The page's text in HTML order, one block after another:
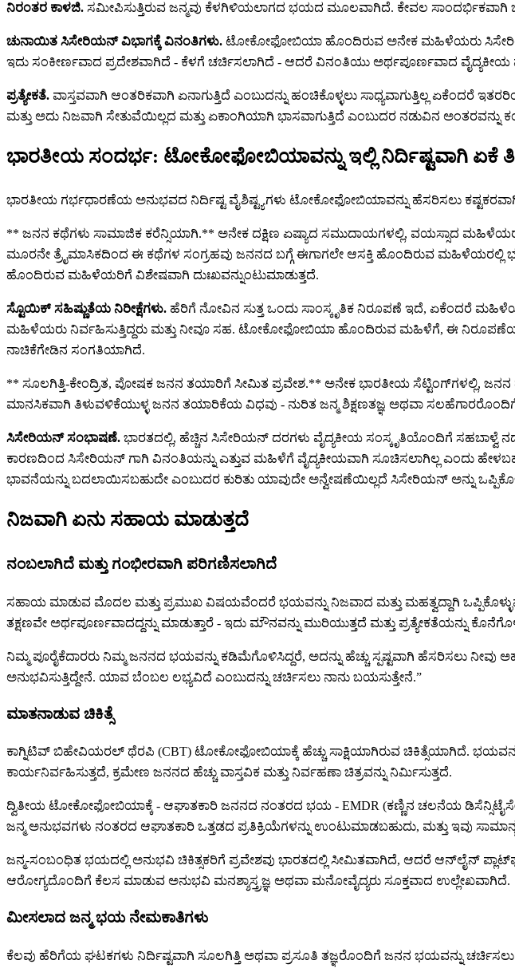
ನಿರಂತರ ಕಾಳಜಿ. ಸಮೀಪಿಸುತ್ತಿರುವ ಜನ್ಮವು ಕೆಳಗಿಳಿಯಲಾಗದ ಭಯದ ಮೂಲವಾಗಿದೆ. ಕೇವಲ ಸಾಂದರ್ಭಿಕವಾಗಿ
ಚುನಾಯಿತ ಸಿಸೇರಿಯನ್ ವಿಭಾಗಕ್ಕೆ ವಿನಂತಿಗಳು. ಟೋಕೋಫೋಬಿಯಾ ಹೊಂದಿರುವ ಅನೇಕ ಮಹಿಳೆಯರು ಸಿಸೇರಿಯನ್
ಇದು ಸಂಕೀರ್ಣವಾದ ಪ್ರದೇಶವಾಗಿದೆ - ಕೆಳಗೆ ಚರ್ಚಿಸಲಾಗಿದೆ - ಆದರೆ ವಿನಂತಿಯು ಅರ್ಥಪೂರ್ಣವಾದ ವೈದ್ಯಕೀಯ
ಪ್ರತ್ಯೇಕತೆ. ವಾಸ್ತವವಾಗಿ ಆಂತರಿಕವಾಗಿ ಏನಾಗುತ್ತಿದೆ ಎಂಬುದನ್ನು ಹಂಚಿಕೊಳ್ಳಲು ಸಾಧ್ಯವಾಗುತ್ತಿಲ್ಲ
ಮತ್ತು ಅದು ನಿಜವಾಗಿ ಸೇತುವೆಯಿಲ್ಲದ ಮತ್ತು ಏಕಾಂಗಿಯಾಗಿ ಭಾಸವಾಗುತ್ತಿದೆ ಎಂಬುದರ ನಡುವಿನ ಅಂತರವನ್ನು
ಭಾರತೀಯ ಸಂದರ್ಭ: ಟೋಕೋಫೋಬಿಯಾವನ್ನು ಇಲ್ಲಿ ನಿರ್ದಿಷ್ಟವಾಗಿ ಏಕೆ
ಭಾರತೀಯ ಗರ್ಭಧಾರಣೆಯ ಅನುಭವದ ನಿರ್ದಿಷ್ಟ ವೈಶಿಷ್ಟ್ಯಗಳು ಟೋಕೋಫೋಬಿಯಾವನ್ನು ಹೆಸರಿಸಲು
** ಜನನ ಕಥೆಗಳು ಸಾಮಾಜಿಕ ಕರೆನ್ಸಿಯಾಗಿ.** ಅನೇಕ ದಕ್ಷಿಣ ಏಷ್ಯಾದ ಸಮುದಾಯಗಳಲ್ಲಿ, ವಯಸ್ಸಾದ ಮಹಿಳೆಯರು
ಮೂರನೇ ತ್ರೈಮಾಸಿಕದಿಂದ ಈ ಕಥೆಗಳ ಸಂಗ್ರಹವು ಜನನದ ಬಗ್ಗೆ ಈಗಾಗಲೇ ಆಸಕ್ತಿ ಹೊಂದಿರುವ
ಹೊಂದಿರುವ ಮಹಿಳೆಯರಿಗೆ ವಿಶೇಷವಾಗಿ ದುಃಖವನ್ನುಂಟುಮಾಡುತ್ತದೆ.
ಸ್ಟೊಯಿಕ್ ಸಹಿಷ್ಣುತೆಯ ನಿರೀಕ್ಷೆಗಳು. ಹೆರಿಗೆ ನೋವಿನ ಸುತ್ತ ಒಂದು ಸಾಂಸ್ಕೃತಿಕ ನಿರೂಪಣೆ ಇದೆ, ಏಕೆಂದರೆ
ಮಹಿಳೆಯರು ನಿರ್ವಹಿಸುತ್ತಿದ್ದರು ಮತ್ತು ನೀವೂ ಸಹ. ಟೋಕೋಫೋಬಿಯಾ ಹೊಂದಿರುವ ಮಹಿಳೆಗೆ, ಈ ನಿರೂಪಣೆಯು
ನಾಚಿಕೆಗೇಡಿನ ಸಂಗತಿಯಾಗಿದೆ.
** ಸೂಲಗಿತ್ತಿ-ಕೇಂದ್ರಿತ, ಪೋಷಕ ಜನನ ತಯಾರಿಗೆ ಸೀಮಿತ ಪ್ರವೇಶ.** ಅನೇಕ ಭಾರತೀಯ ಸೆಟ್ಟಿಂಗ್‌ಗಳಲ್ಲಿ, ಜನನ
ಮಾನಸಿಕವಾಗಿ ತಿಳುವಳಿಕೆಯುಳ್ಳ ಜನನ ತಯಾರಿಕೆಯ ವಿಧವು - ನುರಿತ ಜನ್ಮ ಶಿಕ್ಷಣತಜ್ಞ ಅಥವಾ
ಸಿಸೇರಿಯನ್ ಸಂಭಾಷಣೆ. ಭಾರತದಲ್ಲಿ, ಹೆಚ್ಚಿನ ಸಿಸೇರಿಯನ್ ದರಗಳು ವೈದ್ಯಕೀಯ ಸಂಸ್ಕೃತಿಯೊಂದಿಗೆ
ಕಾರಣದಿಂದ ಸಿಸೇರಿಯನ್ ಗಾಗಿ ವಿನಂತಿಯನ್ನು ಎತ್ತುವ ಮಹಿಳೆಗೆ ವೈದ್ಯಕೀಯವಾಗಿ ಸೂಚಿಸಲಾಗಿಲ್ಲ ಎಂದು
ಭಾವನೆಯನ್ನು ಬದಲಾಯಿಸಬಹುದೇ ಎಂಬುದರ ಕುರಿತು ಯಾವುದೇ ಅನ್ವೇಷಣೆಯಿಲ್ಲದೆ ಸಿಸೇರಿಯನ್ ಅನ್ನು
ನಿಜವಾಗಿ ಏನು ಸಹಾಯ ಮಾಡುತ್ತದೆ
ನಂಬಲಾಗಿದೆ ಮತ್ತು ಗಂಭೀರವಾಗಿ ಪರಿಗಣಿಸಲಾಗಿದೆ
ಸಹಾಯ ಮಾಡುವ ಮೊದಲ ಮತ್ತು ಪ್ರಮುಖ ವಿಷಯವೆಂದರೆ ಭಯವನ್ನು ನಿಜವಾದ ಮತ್ತು ಮಹತ್ವದ್ದಾಗಿ
ತಕ್ಷಣವೇ ಅರ್ಥಪೂರ್ಣವಾದದ್ದನ್ನು ಮಾಡುತ್ತಾರೆ - ಇದು ಮೌನವನ್ನು ಮುರಿಯುತ್ತದೆ ಮತ್ತು ಪ್ರತ್ಯೇಕತೆಯನ್ನು
ನಿಮ್ಮ ಪೂರೈಕೆದಾರರು ನಿಮ್ಮ ಜನನದ ಭಯವನ್ನು ಕಡಿಮೆಗೊಳಿಸಿದ್ದರೆ, ಅದನ್ನು ಹೆಚ್ಚು ಸ್ಪಷ್ಟವಾಗಿ ಹೆಸರಿಸಲು
ಅನುಭವಿಸುತ್ತಿದ್ದೇನೆ. ಯಾವ ಬೆಂಬಲ ಲಭ್ಯವಿದೆ ಎಂಬುದನ್ನು ಚರ್ಚಿಸಲು ನಾನು ಬಯಸುತ್ತೇನೆ.”
ಮಾತನಾಡುವ ಚಿಕಿತ್ಸೆ
ಕಾಗ್ನಿಟಿವ್ ಬಿಹೇವಿಯರಲ್ ಥೆರಪಿ (CBT) ಟೋಕೋಫೋಬಿಯಾಕ್ಕೆ ಹೆಚ್ಚು ಸಾಕ್ಷಿಯಾಗಿರುವ ಚಿಕಿತ್ಸೆಯಾಗಿದೆ.
ಕಾರ್ಯನಿರ್ವಹಿಸುತ್ತದೆ, ಕ್ರಮೇಣ ಜನನದ ಹೆಚ್ಚು ವಾಸ್ತವಿಕ ಮತ್ತು ನಿರ್ವಹಣಾ ಚಿತ್ರವನ್ನು ನಿರ್ಮಿಸುತ್ತದೆ.
ದ್ವಿತೀಯ ಟೋಕೋಫೋಬಿಯಾಕ್ಕೆ - ಆಘಾತಕಾರಿ ಜನನದ ನಂತರದ ಭಯ - EMDR (ಕಣ್ಣಿನ ಚಲನೆಯ
ಜನ್ಮ ಅನುಭವಗಳು ನಂತರದ ಆಘಾತಕಾರಿ ಒತ್ತಡದ ಪ್ರತಿಕ್ರಿಯೆಗಳನ್ನು ಉಂಟುಮಾಡಬಹುದು, ಮತ್ತು ಇವು
ಜನ್ಮ-ಸಂಬಂಧಿತ ಭಯದಲ್ಲಿ ಅನುಭವಿ ಚಿಕಿತ್ಸಕರಿಗೆ ಪ್ರವೇಶವು ಭಾರತದಲ್ಲಿ ಸೀಮಿತವಾಗಿದೆ, ಆದರೆ ಆನ್‌ಲೈನ್
ಆರೋಗ್ಯದೊಂದಿಗೆ ಕೆಲಸ ಮಾಡುವ ಅನುಭವಿ ಮನಶ್ಶಾಸ್ತ್ರಜ್ಞ ಅಥವಾ ಮನೋವೈದ್ಯರು ಸೂಕ್ತವಾದ ಉಲ್ಲೇಖವಾಗಿದೆ.
ಮೀಸಲಾದ ಜನ್ಮ ಭಯ ನೇಮಕಾತಿಗಳು
ಕೆಲವು ಹೆರಿಗೆಯ ಘಟಕಗಳು ನಿರ್ದಿಷ್ಟವಾಗಿ ಸೂಲಗಿತ್ತಿ ಅಥವಾ ಪ್ರಸೂತಿ ತಜ್ಞರೊಂದಿಗೆ ಜನನ ಭಯವನ್ನು ಚರ್ಚಿಸಲು